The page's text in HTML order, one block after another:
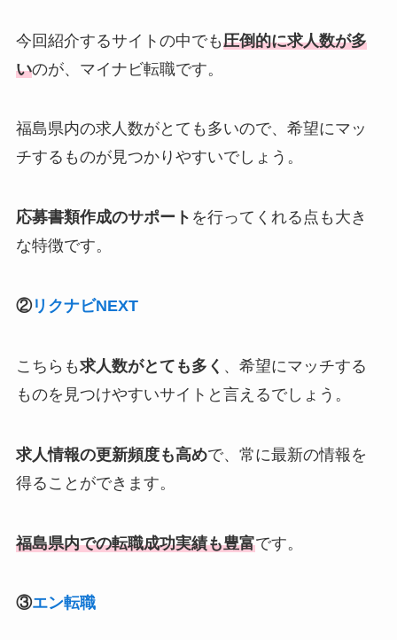
今回紹介するサイトの中でも圧倒的に求人数が多
いのが、マイナビ転職です。
福島県内の求人数がとても多いので、希望にマッ
チするものが見つかりやすいでしょう。
応募書類作成のサポート を行ってくれる点も大き
な特徴です。
②リクナビNEXT
こちらも求人数がとても多く 、希望にマッチする
ものを見つけやすいサイトと言えるでしょう。
求人情報の更新頻度も高めで、常に最新の情報を
得ることができます。
福島県内での転職成功実績も豊富です。
③エン転職